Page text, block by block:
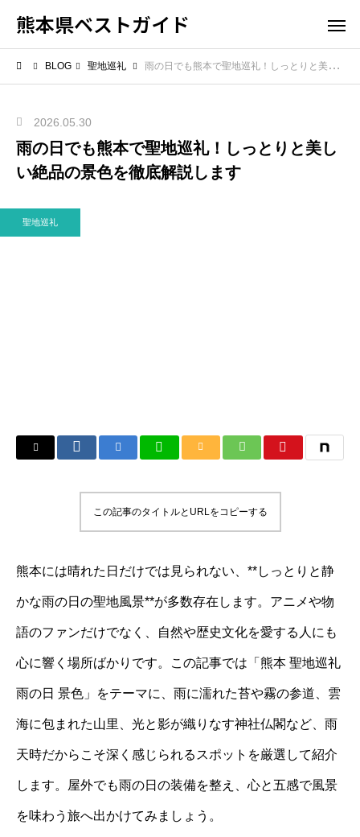
熊本県ベストガイド
BLOG 聖地巡礼 雨の日でも熊本で聖地巡礼！しっとりと美しい絶品の景色を徹底解説します
2026.05.30
雨の日でも熊本で聖地巡礼！しっとりと美し
い絶品の景色を徹底解説します
聖地巡礼
この記事のタイトルとURLをコピーする
熊本には晴れた日だけでは見られない、**しっとりと静
かな雨の日の聖地風景**が多数存在します。アニメや物
語のファンだけでなく、自然や歴史文化を愛する人にも
心に響く場所ばかりです。この記事では「熊本 聖地巡礼
雨の日 景色」をテーマに、雨に濡れた苔や霧の参道、雲
海に包まれた山里、光と影が織りなす神社仏閣など、雨
天時だからこそ深く感じられるスポットを厳選して紹介
します。屋外でも雨の日の装備を整え、心と五感で風景
を味わう旅へ出かけてみましょう。